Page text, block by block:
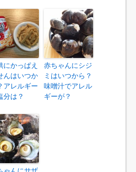
にかっぱえ
んはいつか
アレルギー
分は？
赤ちゃんにシジ
ミはいつから？
味噌汁でアレル
ギーが？